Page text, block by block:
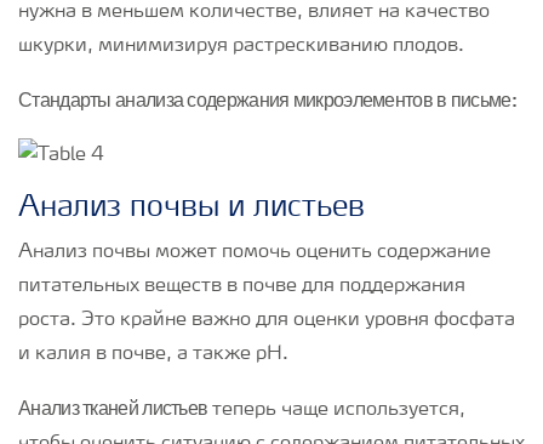
нужна в меньшем количестве, влияет на качество
шкурки, минимизируя растрескиванию плодов.
Стандарты анализа содержания микроэлементов в письме:
Анализ почвы и листьев
Анализ почвы может помочь оценить содержание
питательных веществ в почве для поддержания
роста. Это крайне важно для оценки уровня фосфата
и калия в почве, а также рН.
Анализ тканей листьев теперь чаще используется,